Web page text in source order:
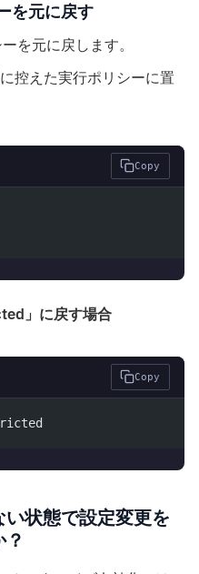
を元に戻す
を元に戻します。
控えた実行ポリシーに置
Copy
」に戻す場合
Copy
状態で設定変更を